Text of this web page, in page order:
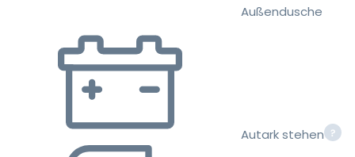
Außendusche
Autark stehen